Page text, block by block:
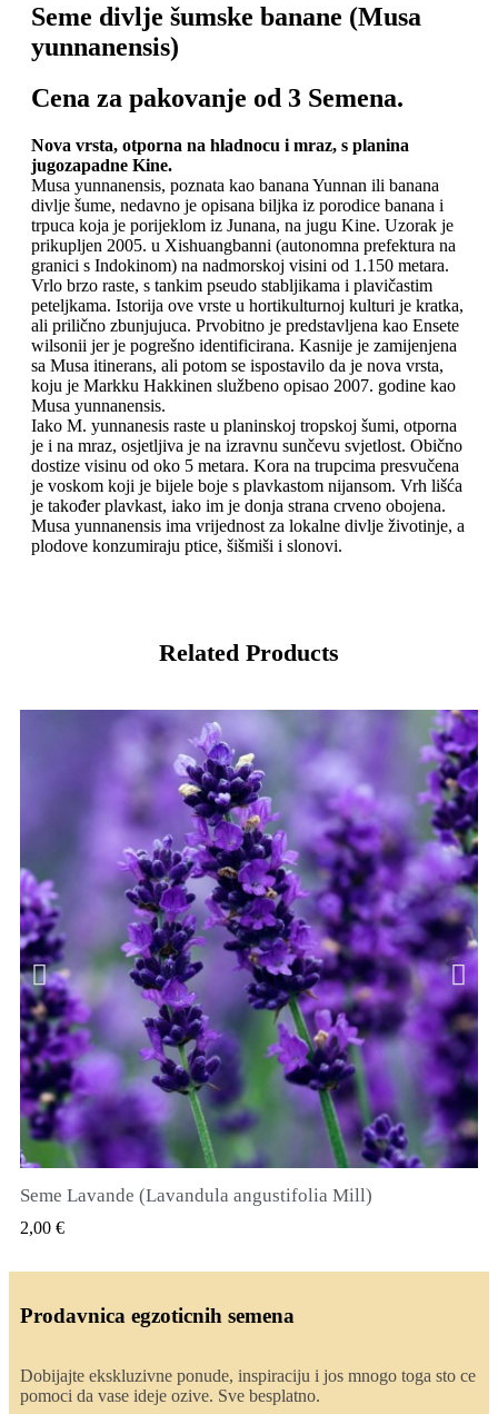
Seme divlje šumske banane (Musa
yunnanensis)
Cena za pakovanje od 3 Semena.
Nova vrsta, otporna na hladnocu i mraz, s planina
jugozapadne Kine.
Musa yunnanensis, poznata kao banana Yunnan ili banana
divlje šume, nedavno je opisana biljka iz porodice banana i
trpuca koja je porijeklom iz Junana, na jugu Kine. Uzorak je
prikupljen 2005. u Xishuangbanni (autonomna prefektura na
granici s Indokinom) na nadmorskoj visini od 1.150 metara.
Vrlo brzo raste, s tankim pseudo stabljikama i plavičastim
peteljkama. Istorija ove vrste u hortikulturnoj kulturi je kratka,
ali prilično zbunjujuca. Prvobitno je predstavljena kao Ensete
wilsonii jer je pogrešno identificirana. Kasnije je zamijenjena
sa Musa itinerans, ali potom se ispostavilo da je nova vrsta,
koju je Markku Hakkinen službeno opisao 2007. godine kao
Musa yunnanensis.
Iako M. yunnanesis raste u planinskoj tropskoj šumi, otporna
je i na mraz, osjetljiva je na izravnu sunčevu svjetlost. Obično
dostize visinu od oko 5 metara. Kora na trupcima presvučena
je voskom koji je bijele boje s plavkastom nijansom. Vrh lišća
je također plavkast, iako im je donja strana crveno obojena.
Musa yunnanensis ima vrijednost za lokalne divlje životinje, a
plodove konzumiraju ptice, šišmiši i slonovi.
Related Products
QUICK VIEW
Seme Lavande (Lavandula angustifolia Mill)
2,00 €
Prodavnica egzoticnih semena
Dobijajte ekskluzivne ponude, inspiraciju i jos mnogo toga sto ce
pomoci da vase ideje ozive. Sve besplatno.